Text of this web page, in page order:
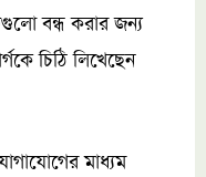
বন্ধ করার জন্য
চিঠি লিখেছেন
মাধ্যম